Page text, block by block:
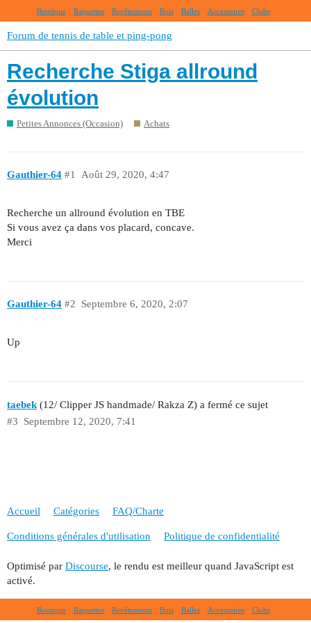
Boutique Raquettes Revêtements Bois Balles Accessoires Clubs
Forum de tennis de table et ping-pong
Recherche Stiga allround
évolution
Petites Annonces (Occasion) Achats
Gauthier-64 Août 29, 2020, 4:47
#1
Recherche un allround évolution en TBE
Si vous avez ça dans vos placard, concave.
Merci
Gauthier-64 Septembre 6, 2020, 2:07
#2
Up
taebek (12/ Clipper JS handmade/ Rakza Z) a fermé ce sujet
Septembre 12, 2020, 7:41
#3
Accueil Catégories FAQ/Charte
Conditions générales d'utilisation Politique de confidentialité
Optimisé par Discourse, le rendu est meilleur quand JavaScript est
activé.
Boutique Raquettes Revêtements Bois Balles Accessoires Clubs